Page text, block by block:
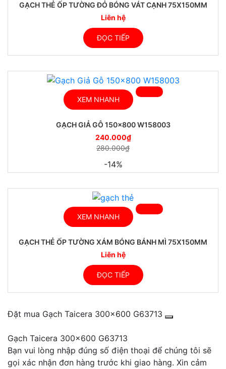
GẠCH THẺ ỐP TƯỜNG ĐỎ BÓNG VÁT CẠNH 75X150MM
Liên hệ
ĐỌC TIẾP
XEM NHANH
GẠCH GIẢ GỖ 150×800 W158003
240.000₫
280.000₫
-14%
XEM NHANH
GẠCH THẺ ỐP TƯỜNG XÁM BÓNG BÁNH MÌ 75X150MM
Liên hệ
ĐỌC TIẾP
Đặt mua Gạch Taicera 300x600 G63713
Gạch Taicera 300x600 G63713
Bạn vui lòng nhập đúng số điện thoại để chúng tôi sẽ
gọi xác nhận đơn hàng trước khi giao hàng. Xin cảm